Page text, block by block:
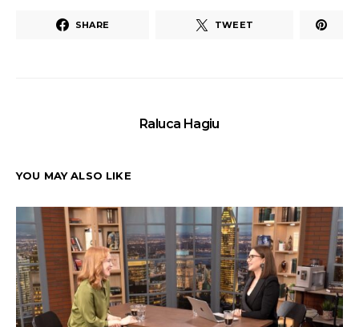
SHARE TWEET
Raluca Hagiu
YOU MAY ALSO LIKE